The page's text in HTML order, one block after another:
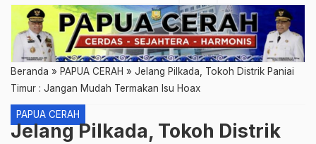
Beranda » PAPUA CERAH » Jelang Pilkada, Tokoh Distrik Paniai
Timur : Jangan Mudah Termakan Isu Hoax
PAPUA CERAH
Jelang Pilkada, Tokoh Distrik